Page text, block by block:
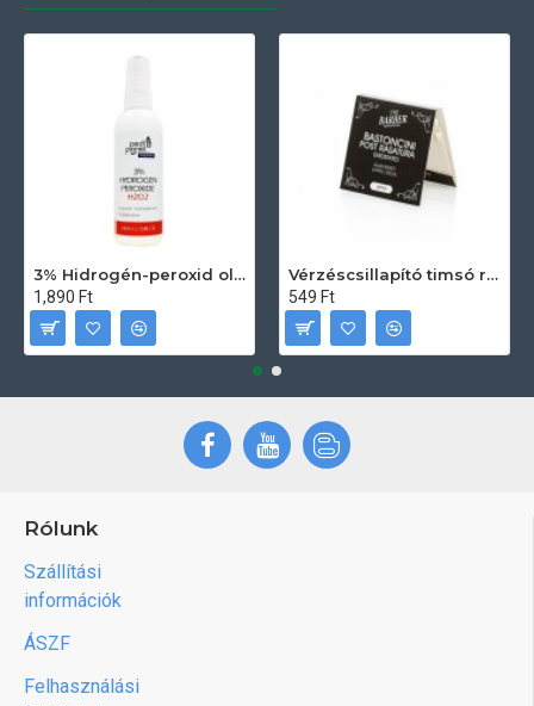
3% Hidrogén-peroxid oldat (sebfertőtlenítő) 100ml
1,890 Ft
Vérzéscsillapító timsó rúd 20db
549 Ft
Rólunk
Szállítási
információk
ÁSZF
Felhasználási